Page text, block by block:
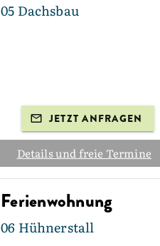
05 Dachsbau
JETZT ANFRAGEN
Details und freie Termine
Ferienwohnung
06 Hühnerstall